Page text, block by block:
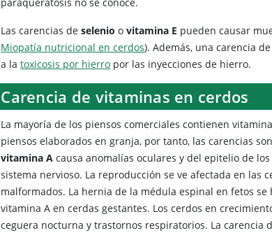
paraqueratosis no se conoce.
Las carencias deselenio ovitamina E pueden causar
Miopatía nutricional en cerdos). Además, una carencia
a latoxicosis por hierro por las inyecciones de hierro.
Carencia de vitaminas en cerdos
La mayoría de los piensos comerciales contienen
piensos elaborados en granja, por tanto, las carencias
vitamina A causa anomalías oculares y del epitelio de
sistema nervioso. La reproducción se ve afectada en las
malformados. La hernia de la médula espinal en fetos
vitamina A en cerdas gestantes. Los cerdos en
ceguera nocturna y trastornos respiratorios. La carencia